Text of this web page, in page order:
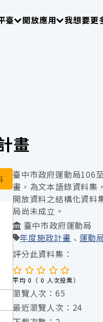
操作選單
臺請使用 TAB 操作選單
開放應用請使用 TAB
我想要更
畫
臺中市政府運動局106
畫，為文本語錄資料集
開放資料之結構化資料
局尚未成立。
臺中市政府運動局
年度施政計畫
運動
評分此資料集：
平均 0（ 0 人次投票）
瀏覽人次：65
最近瀏覽人次：24